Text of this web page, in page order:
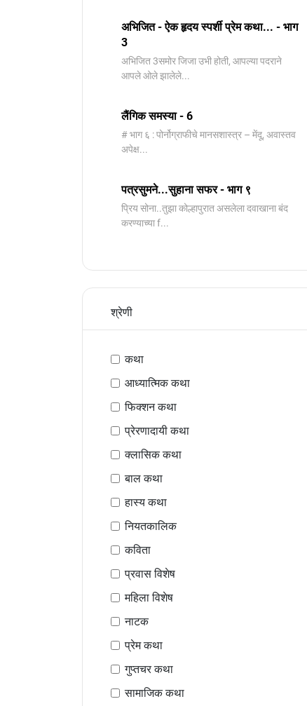
अभिजित - ऐक हृदय स्पर्शी प्रेम कथा... - भाग
3
️अभिजित ️3समोर जिजा उभी होती, आपल्या पदराने
आपले ओले झालेले...
लैंगिक समस्या - 6
# भाग ६ : पोर्नोग्राफीचे मानसशास्त्र – मेंदू, अवास्तव
अपेक्ष...
पत्रसुमने...सुहाना सफर - भाग ९
प्रिय सोना..तुझा कोल्हापुरात असलेला दवाखाना बंद
करण्याच्या f...
श्रेणी
कथा
आध्यात्मिक कथा
फिक्शन कथा
प्रेरणादायी कथा
क्लासिक कथा
बाल कथा
हास्य कथा
नियतकालिक
कविता
प्रवास विशेष
महिला विशेष
नाटक
प्रेम कथा
गुप्तचर कथा
सामाजिक कथा